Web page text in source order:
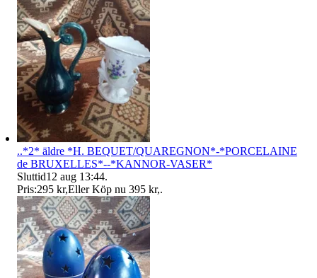
..*2* äldre *H. BEQUET/QUAREGNON*-*PORCELAINE
de BRUXELLES*--*KANNOR-VASER*
Sluttid12 aug 13:44.
Pris:295 kr,Eller Köp nu 395 kr,.